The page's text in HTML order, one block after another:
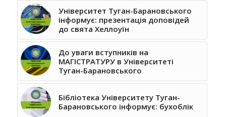
Університет Туган-Барановського
інформує: презентація доповідей
до свята Хеллоуїн
До уваги вступників на
МАГІСТРАТУРУ в Університеті
Туган-Барановського
Бібліотека Університету Туган-
Барановського інформує: бухоблік